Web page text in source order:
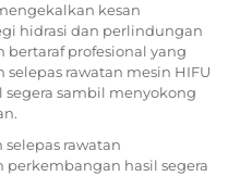
kesan
hidrasi dan perlindungan
bertaraf profesional yang
rawatan mesin HIFU
sambil menyokong
rawatan
hasil segera